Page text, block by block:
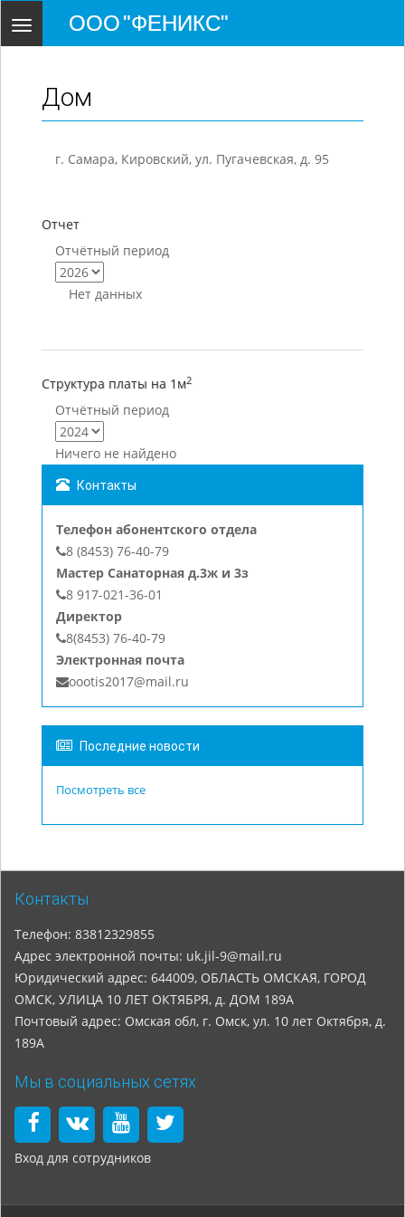
Toggle
navigation
ООО "ФЕНИКС"
Дом
г. Самара, Кировский, ул. Пугачевская, д. 95
Отчет
Отчётный период
Нет данных
Структура платы на 1м2
Отчётный период
Ничего не найдено
Контакты
Телефон абонентского отдела
8 (8453) 76-40-79
Мастер Санаторная д.3ж и 3з
8 917-021-36-01
Директор
8(8453) 76-40-79
Электронная почта
oootis2017@mail.ru
Последние новости
Посмотреть все
Контакты
Телефон: 83812329855
Адрес электронной почты: uk.jil-9@mail.ru
Юридический адрес: 644009, ОБЛАСТЬ ОМСКАЯ, ГОРОД
ОМСК, УЛИЦА 10 ЛЕТ ОКТЯБРЯ, д. ДОМ 189А
Почтовый адрес: Омская обл, г. Омск, ул. 10 лет Октября, д.
189А
Мы в социальных сетях
Вход для сотрудников